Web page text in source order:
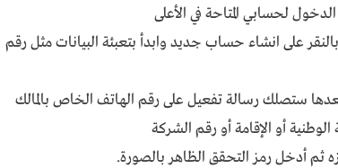
لحسابي المتاحة في الأعلى
على انشاء حساب جديد وابدأ بتعبئة البيانات مثل رقم
ستصلك رسالة تفعيل على رقم الهاتف الخاص بالمالك
أو الإقامة أو رقم الشركة
ثم أدخل رمز التحقق الظاهر بالصورة.